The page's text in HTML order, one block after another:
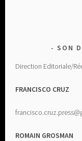
SON
Direction Editoriale/
FRANCISCO CRUZ
ROMAIN GROSMAN